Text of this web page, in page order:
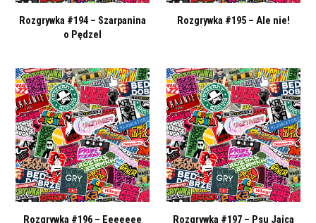
Rozgrywka #194 – Szarpanina
o Pędzel
Rozgrywka #195 – Ale nie!
Rozgrywka #196 – Eeeeeee Rozgrywka #197 – Psu Jajca